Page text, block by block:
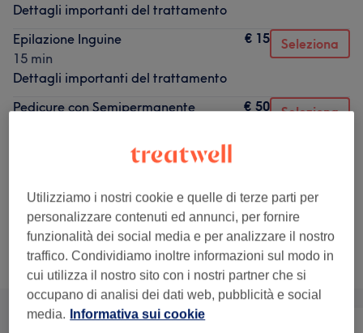
Dettagli importanti del trattamento
Epilazione Inguine
15 min
Dettagli importanti del trattamento
€ 15 Seleziona
Pedicure con Semipermanente
Dettagli importanti del trattamento
€ 50 Seleziona
45 min
Dettagli importanti del trattamento
Sfoglia la lista dei servizi
Utilizziamo i nostri cookie e quelle di terze parti per
personalizzare contenuti ed annunci, per fornire
funzionalità dei social media e per analizzare il nostro
traffico. Condividiamo inoltre informazioni sul modo in
cui utilizza il nostro sito con i nostri partner che si
occupano di analisi dei dati web, pubblicità e social
media. Informativa sui cookie